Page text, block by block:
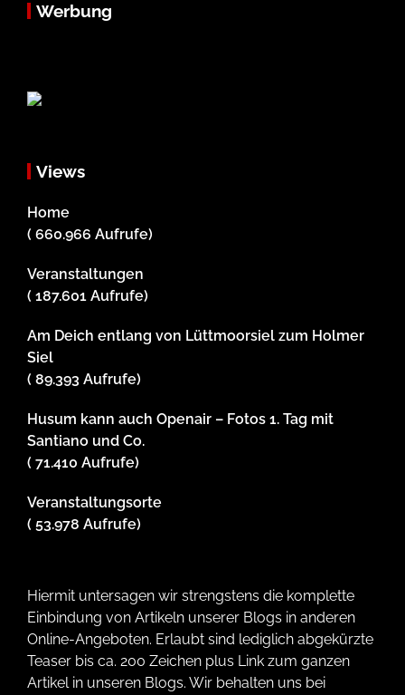
Werbung
Views
Home
( 660.966 Aufrufe)
Veranstaltungen
( 187.601 Aufrufe)
Am Deich entlang von Lüttmoorsiel zum Holmer
Siel
( 89.393 Aufrufe)
Husum kann auch Openair – Fotos 1. Tag mit
Santiano und Co.
( 71.410 Aufrufe)
Veranstaltungsorte
( 53.978 Aufrufe)
Hiermit untersagen wir strengstens die komplette
Einbindung von Artikeln unserer Blogs in anderen
Online-Angeboten. Erlaubt sind lediglich abgekürzte
Teaser bis ca. 200 Zeichen plus Link zum ganzen
Artikel in unseren Blogs. Wir behalten uns bei